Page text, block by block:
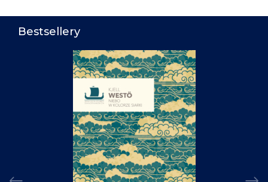
Bestsellery